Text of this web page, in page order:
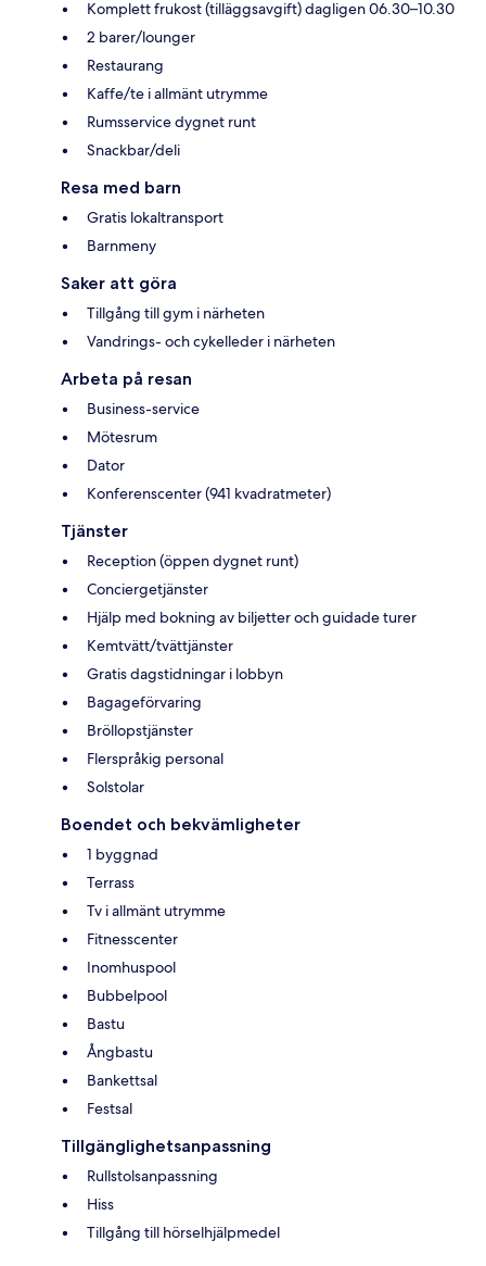
Komplett frukost (tilläggsavgift) dagligen 06.30–10.30
2 barer/lounger
Restaurang
Kaffe/te i allmänt utrymme
Rumsservice dygnet runt
Snackbar/deli
Resa med barn
Gratis lokaltransport
Barnmeny
Saker att göra
Tillgång till gym i närheten
Vandrings- och cykelleder i närheten
Arbeta på resan
Business-service
Mötesrum
Dator
Konferenscenter (941 kvadratmeter)
Tjänster
Reception (öppen dygnet runt)
Conciergetjänster
Hjälp med bokning av biljetter och guidade turer
Kemtvätt/tvättjänster
Gratis dagstidningar i lobbyn
Bagageförvaring
Bröllopstjänster
Flerspråkig personal
Solstolar
Boendet och bekvämligheter
1 byggnad
Terrass
Tv i allmänt utrymme
Fitnesscenter
Inomhuspool
Bubbelpool
Bastu
Ångbastu
Bankettsal
Festsal
Tillgänglighetsanpassning
Rullstolsanpassning
Hiss
Tillgång till hörselhjälpmedel